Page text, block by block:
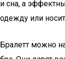
и сна, а
одежду или
Бралетт можно